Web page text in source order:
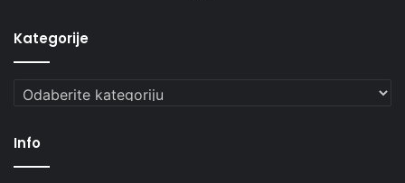
Kategorije
Kategorije
Info